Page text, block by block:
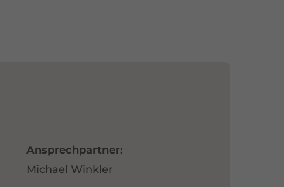
Ansprechpartner
Michael Winkler